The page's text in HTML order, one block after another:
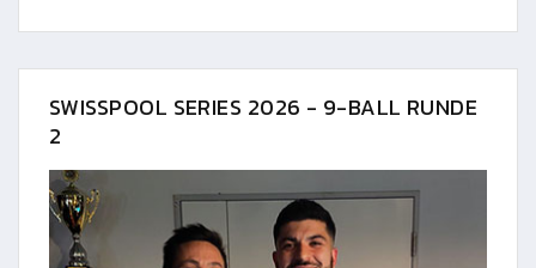
SWISSPOOL SERIES 2026 - 9-BALL RUNDE
2